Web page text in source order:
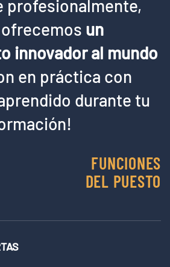
profesionalmente,
un
innovador al mundo
en práctica con
durante tu
FUNCIONES
DEL PUESTO